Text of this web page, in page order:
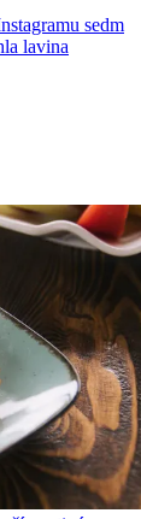
sedm
lavina